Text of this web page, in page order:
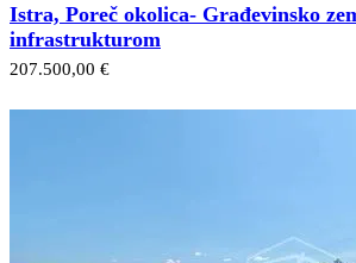
Istra, Poreč okolica- Građevinsko
infrastrukturom
207.500,00 €